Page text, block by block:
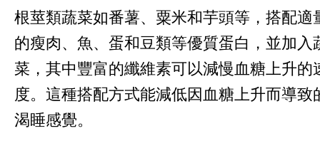
根莖類蔬菜如番薯、粟米和芋頭等，搭配適
的瘦肉、魚、蛋和豆類等優質蛋白，並加入
菜，其中豐富的纖維素可以減慢血糖上升的
度。這種搭配方式能減低因血糖上升而導致
渴睡感覺。